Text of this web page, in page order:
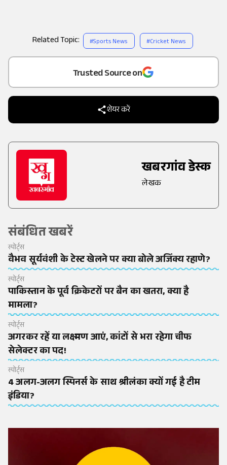
Add
as a
Trusted Source on
शेयर करें
खबरगांव डेस्क
लेखक
संबंधित खबरें
स्पोर्ट्स
वैभव सूर्यवंशी के टेस्ट खेलने पर क्या बोले अजिंक्य रहाणे?
स्पोर्ट्स
पाकिस्तान के पूर्व क्रिकेटरों पर बैन का खतरा, क्या है
मामला?
स्पोर्ट्स
अगरकर रहें या लक्ष्मण आएं, कांटों से भरा रहेगा चीफ
सेलेक्टर का पद!
स्पोर्ट्स
4 अलग-अलग स्पिनर्स के साथ श्रीलंका क्यों गई है टीम
इंडिया?
Related Topic: #Sports News #Cricket News